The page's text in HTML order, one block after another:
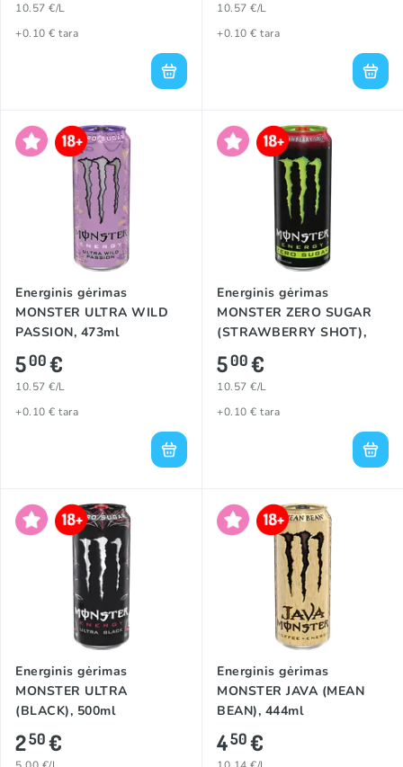
10.57 €/L
+0.10 € tara
10.57 €/L
+0.10 € tara
Energinis gėrimas
MONSTER ULTRA WILD
PASSION, 473ml
500€
10.57 €/L
+0.10 € tara
Energinis gėrimas
MONSTER ZERO SUGAR
(STRAWBERRY SHOT),
473ml
500€
10.57 €/L
+0.10 € tara
Energinis gėrimas
MONSTER ULTRA
(BLACK), 500ml
250€
Energinis gėrimas
MONSTER JAVA (MEAN
BEAN), 444ml
450€